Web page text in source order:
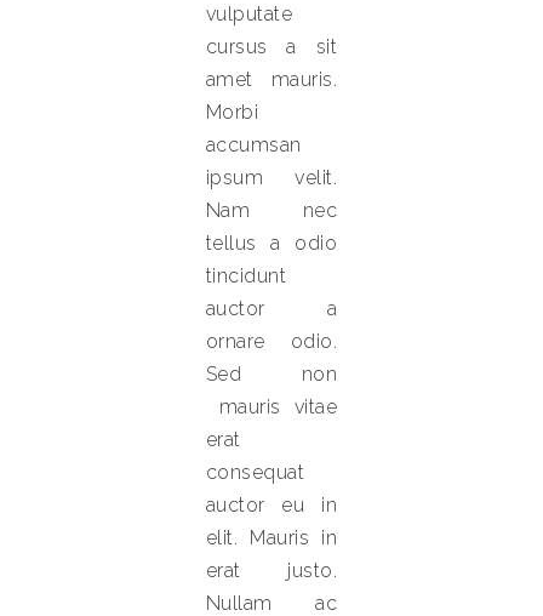
vulputate
cursus a sit
amet mauris.
Morbi
accumsan
ipsum velit.
Nam nec
tellus a odio
tincidunt
auctor a
ornare odio.
Sed non
mauris vitae
erat
consequat
auctor eu in
elit. Mauris in
erat justo.
Nullam ac